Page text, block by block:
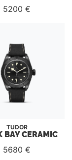
5200 €
TUDOR
BAY CERAMIC
5680 €